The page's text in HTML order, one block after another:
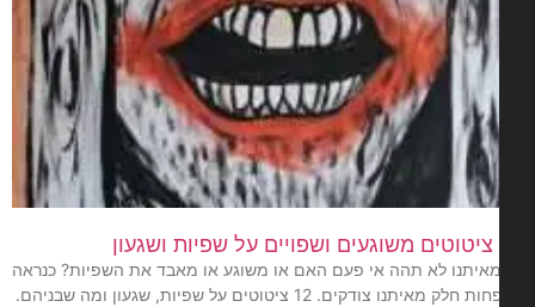
לא תהה אי פעם האם או משוגע או מאבד את השפיות? כנראה
מאיתנו צודקים. 12 ציטוטים על שפיות, שגעון ומה שבניהם.